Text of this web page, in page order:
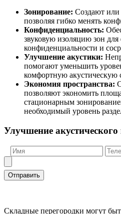
Зонирование: Создают или
позволяя гибко менять
Конфиденциальность:
звуковую изоляцию зон для
конфиденциальности и
Улучшение акустики:
помогают уменьшить
комфортную акустическую
Экономия пространства:
позволяют экономить
стационарным
необходимый уровень
Улучшение
Отправить
Складные перегородки могут